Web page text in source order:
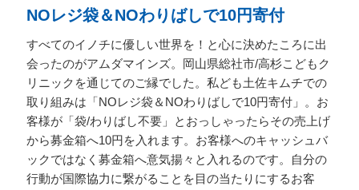
NOレジ袋＆NOわりばしで10円寄付
すべてのイノチに優しい世界を！と心に決めたころに出
会ったのがアムダマインズ。岡山県総社市/高杉こどもク
リニックを通じてのご縁でした。私ども土佐キムチでの
取り組みは「NOレジ袋＆NOわりばしで10円寄付」。お
客様が「袋/わりばし不要」とおっしゃったらその売上げ
から募金箱へ10円を入れます。お客様へのキャッシュバ
ックではなく募金箱へ意気揚々と入れるのです。自分の
行動が国際協力に繋がることを目の当たりにするお客